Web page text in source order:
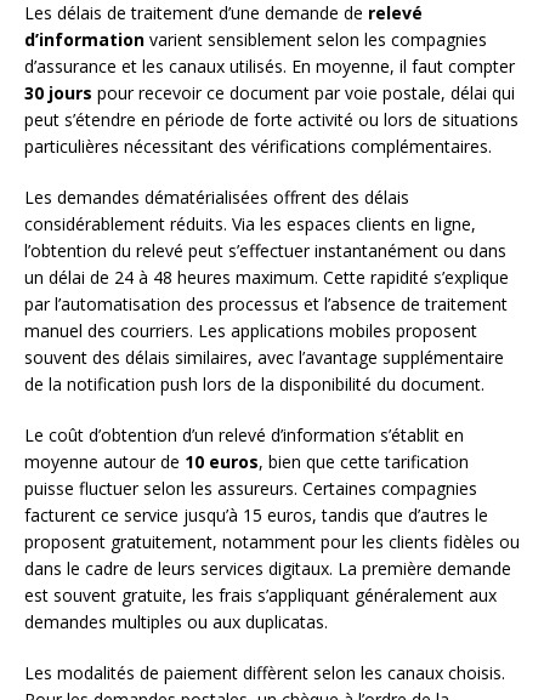
Les délais de traitement d’une demande de relevé
d’information varient sensiblement selon les compagnies
d’assurance et les canaux utilisés. En moyenne, il faut compter
30 jours pour recevoir ce document par voie postale, délai qui
peut s’étendre en période de forte activité ou lors de situations
particulières nécessitant des vérifications complémentaires.
Les demandes dématérialisées offrent des délais
considérablement réduits. Via les espaces clients en ligne,
l’obtention du relevé peut s’effectuer instantanément ou dans
un délai de 24 à 48 heures maximum. Cette rapidité s’explique
par l’automatisation des processus et l’absence de traitement
manuel des courriers. Les applications mobiles proposent
souvent des délais similaires, avec l’avantage supplémentaire
de la notification push lors de la disponibilité du document.
Le coût d’obtention d’un relevé d’information s’établit en
moyenne autour de 10 euros, bien que cette tarification
puisse fluctuer selon les assureurs. Certaines compagnies
facturent ce service jusqu’à 15 euros, tandis que d’autres le
proposent gratuitement, notamment pour les clients fidèles ou
dans le cadre de leurs services digitaux. La première demande
est souvent gratuite, les frais s’appliquant généralement aux
demandes multiples ou aux duplicatas.
Les modalités de paiement diffèrent selon les canaux choisis.